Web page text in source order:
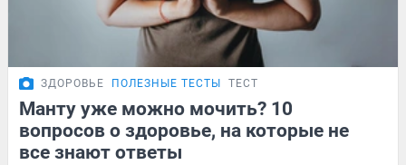
ЗДОРОВЬЕ ПОЛЕЗНЫЕ ТЕСТЫ ТЕСТ
Манту уже можно мочить? 10
вопросов о здоровье, на которые не
все знают ответы